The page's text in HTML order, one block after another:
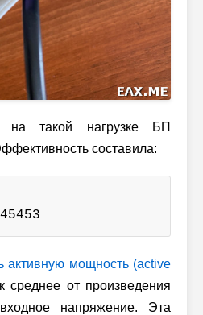
на такой нагрузке БП
составила:
активную мощность (active
среднее от произведения
напряжение. Эта